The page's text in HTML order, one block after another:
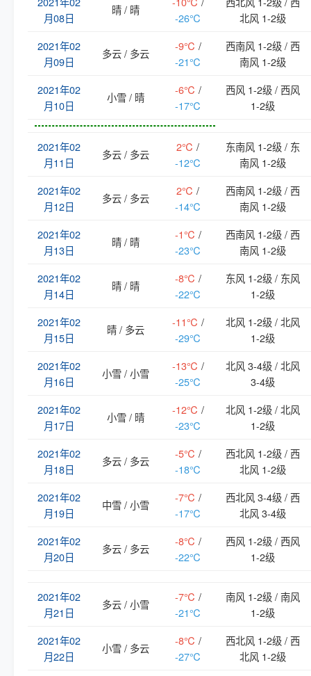
月08日
晴 / 晴
-26℃
北风 1-2级
2021年02
月09日
多云 / 多云
-9℃ /
-21℃
西南风 1-2级 / 西
南风 1-2级
2021年02
月10日
小雪 / 晴
-6℃ /
-17℃
西风 1-2级 / 西风
1-2级
2021年02
月11日
多云 / 多云
2℃ /
-12℃
东南风 1-2级 / 东
南风 1-2级
2021年02
月12日
多云 / 多云
2℃ /
-14℃
西南风 1-2级 / 西
南风 1-2级
2021年02
月13日
晴 / 晴
-1℃ /
-23℃
西南风 1-2级 / 西
南风 1-2级
2021年02
月14日
晴 / 晴
-8℃ /
-22℃
东风 1-2级 / 东风
1-2级
2021年02
月15日
晴 / 多云
-11℃ /
-29℃
北风 1-2级 / 北风
1-2级
2021年02
月16日
小雪 / 小雪
-13℃ /
-25℃
北风 3-4级 / 北风
3-4级
2021年02
月17日
小雪 / 晴
-12℃ /
-23℃
北风 1-2级 / 北风
1-2级
2021年02
月18日
多云 / 多云
-5℃ /
-18℃
西北风 1-2级 / 西
北风 1-2级
2021年02
月19日
中雪 / 小雪
-7℃ /
-17℃
西北风 3-4级 / 西
北风 3-4级
2021年02
月20日
多云 / 多云
-8℃ /
-22℃
西风 1-2级 / 西风
1-2级
2021年02
月21日
多云 / 小雪
-7℃ /
-21℃
南风 1-2级 / 南风
1-2级
2021年02
月22日
小雪 / 多云
-8℃ /
-27℃
西北风 1-2级 / 西
北风 1-2级